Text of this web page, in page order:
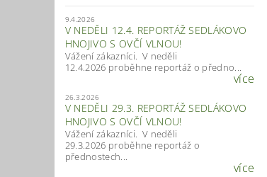
9.4.2026
V NEDĚLI 12.4. REPORTÁŽ SEDLÁKOVO
HNOJIVO S OVČÍ VLNOU!
Vážení zákazníci. V neděli
12.4.2026 proběhne reportáž o předno...
více
26.3.2026
V NEDĚLI 29.3. REPORTÁŽ SEDLÁKOVO
HNOJIVO S OVČÍ VLNOU!
Vážení zákazníci. V neděli
29.3.2026 proběhne reportáž o
přednostech...
více